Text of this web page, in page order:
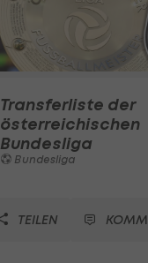
Transferliste der
österreichischen
Bundesliga
Bundesliga
TEILEN